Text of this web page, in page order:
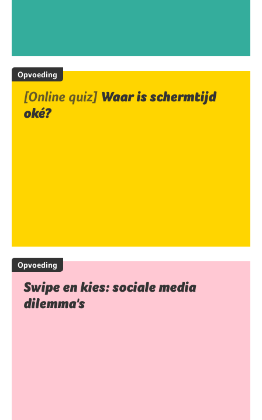
Opvoeding
[Online quiz] Waar is schermtijd
oké?
Opvoeding
Swipe en kies: sociale media
dilemma's